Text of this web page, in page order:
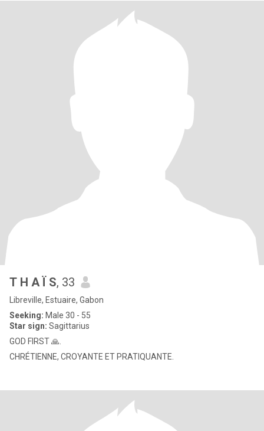
T H A Ï S, 33
Libreville, Estuaire, Gabon
Seeking: Male 30 - 55
Star sign: Sagittarius
GOD FIRST 🙏.
CHRÉTIENNE, CROYANTE ET PRATIQUANTE.